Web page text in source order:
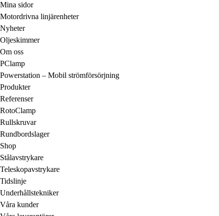
Mina sidor
Motordrivna linjärenheter
Nyheter
Oljeskimmer
Om oss
PClamp
Powerstation – Mobil strömförsörjning
Produkter
Referenser
RotoClamp
Rullskruvar
Rundbordslager
Shop
Stålavstrykare
Teleskopavstrykare
Tidslinje
Underhållstekniker
Våra kunder